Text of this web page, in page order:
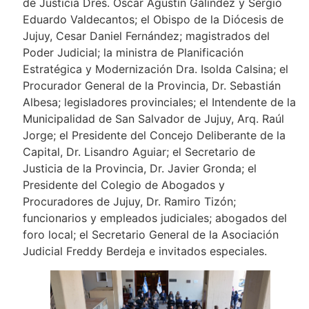
Eduardo Valdecantos; el Obispo de la Diócesis de
Jujuy, Cesar Daniel Fernández; magistrados del
Poder Judicial; la ministra de Planificación
Estratégica y Modernización Dra. Isolda Calsina; el
Procurador General de la Provincia, Dr. Sebastián
Albesa; legisladores provinciales; el Intendente de la
Municipalidad de San Salvador de Jujuy, Arq. Raúl
Jorge; el Presidente del Concejo Deliberante de la
Capital, Dr. Lisandro Aguiar; el Secretario de
Justicia de la Provincia, Dr. Javier Gronda; el
Presidente del Colegio de Abogados y
Procuradores de Jujuy, Dr. Ramiro Tizón;
funcionarios y empleados judiciales; abogados del
foro local; el Secretario General de la Asociación
Judicial Freddy Berdeja e invitados especiales.